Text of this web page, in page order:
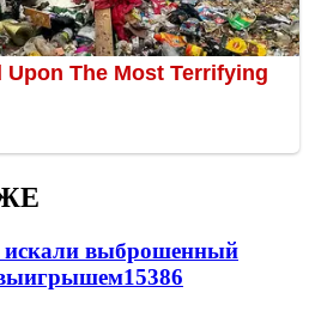
искали выброшенный
выигрышем15386